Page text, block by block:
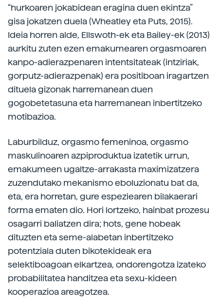
“hurkoaren jokabidean eragina duen ekintza”
gisa jokatzen duela (Wheatley eta Puts, 2015).
Ideia horren alde, Ellswoth-ek eta Bailey-ek (2013)
aurkitu zuten ezen emakumearen orgasmoaren
kanpo-adierazpenaren intentsitateak (intziriak,
gorputz-adierazpenak) era positiboan iragartzen
dituela gizonak harremanean duen
gogobetetasuna eta harremanean inbertitzeko
motibazioa.
Laburbilduz, orgasmo femeninoa, orgasmo
maskulinoaren azpiproduktua izatetik urrun,
emakumeen ugaltze-arrakasta maximizatzera
zuzendutako mekanismo eboluzionatu bat da,
eta, era horretan, gure espeziearen bilakaerari
forma ematen dio. Hori lortzeko, hainbat prozesu
osagarri baliatzen dira; hots, gene hobeak
dituzten eta seme-alabetan inbertitzeko
potentziala duten bikotekideak era
selektiboagoan elkartzea, ondorengotza izateko
probabilitatea handitzea eta sexu-kideen
kooperazioa areagotzea.